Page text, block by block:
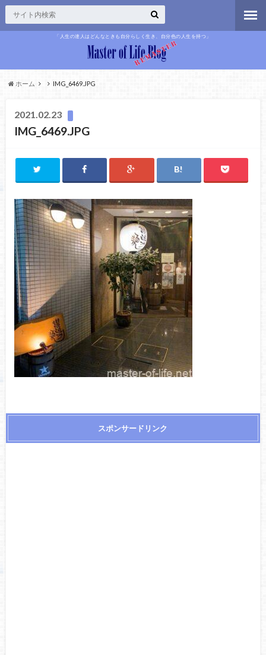
「人生の達人はどんなときも自分らしく生き、自分色の人生を持つ」
ホーム IMG_6469.JPG
2021.02.23
IMG_6469.JPG
スポンサードリンク